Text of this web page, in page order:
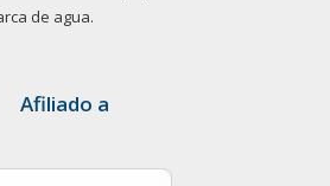
de agua.
Afiliado a